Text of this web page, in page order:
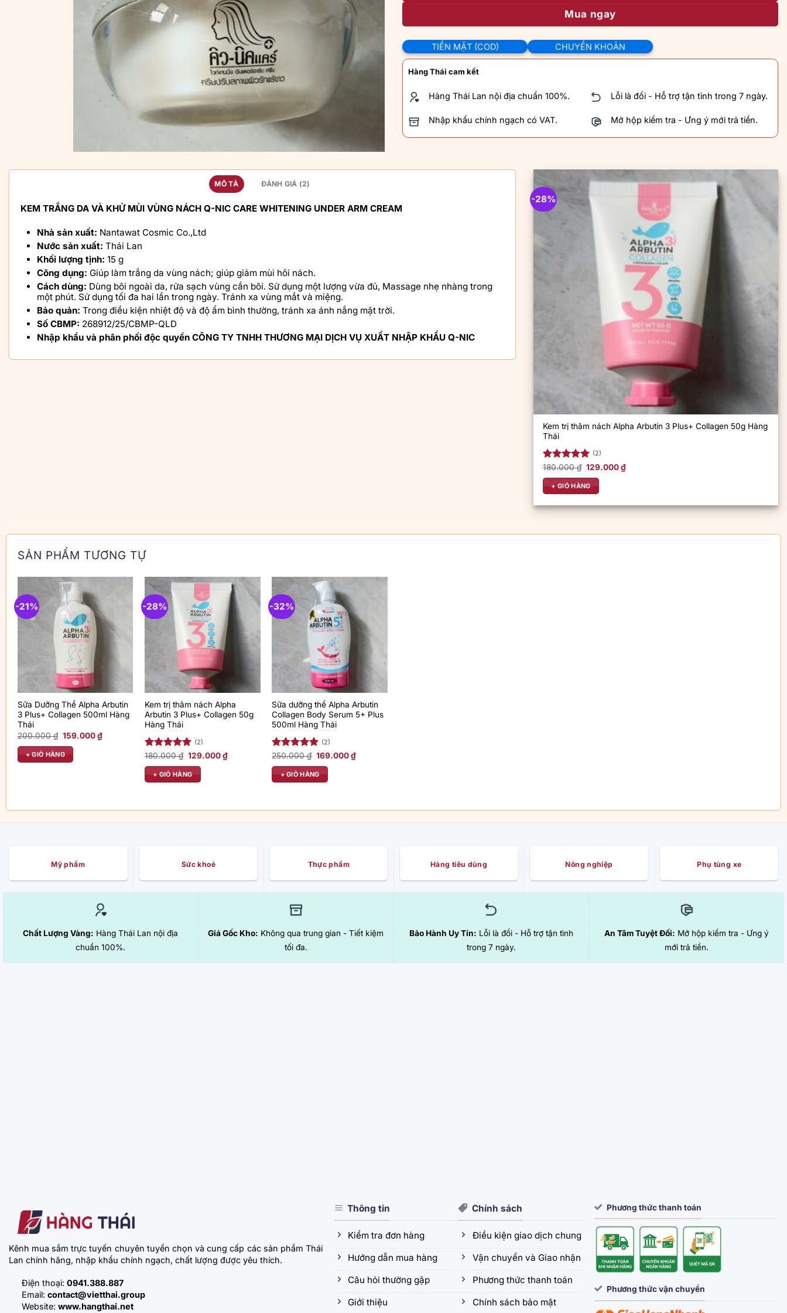
Mua ngay
TIỀN MẶT (COD) CHUYỂN KHOẢN
Hàng Thái cam kết
Hàng Thái Lan nội địa chuẩn 100%.
Nhập khẩu chính ngạch có VAT.
Lỗi là đổi - Hỗ trợ tận tình trong 7 ngày.
Mở hộp kiểm tra - Ưng ý mới trả tiền.
MÔ TẢ ĐÁNH GIÁ (2)
KEM TRẮNG DA VÀ KHỬ MÙI VÙNG NÁCH Q-NIC CARE WHITENING UNDER ARM CREAM
Nhà sản xuất: Nantawat Cosmic Co.,Ltd
Nước sản xuất: Thái Lan
Khối lượng tịnh: 15 g
Công dụng: Giúp làm trắng da vùng nách; giúp giảm mùi hôi nách.
Cách dùng: Dùng bôi ngoài da, rửa sạch vùng cần bôi. Sử dụng một lượng vừa đủ, Massage nhẹ nhàng trong
một phút. Sử dụng tối đa hai lần trong ngày. Tránh xa vùng mắt và miệng.
Bảo quản: Trong điều kiện nhiệt độ và độ ẩm bình thường, tránh xa ánh nắng mặt trời.
Số CBMP: 268912/25/CBMP-QLD
Nhập khẩu và phân phối độc quyền CÔNG TY TNHH THƯƠNG MẠI DỊCH VỤ XUẤT NHẬP KHẨU Q-NIC
-28%
Kem trị thâm nách Alpha Arbutin 3 Plus+ Collagen 50g Hàng
Thái
Được xếp
hạng5.00
5 sao
(2)
180.000₫ Giá
là:
180.000 ₫.
129.000₫Giá
+ GIỎ HÀNG
SẢN PHẨM TƯƠNG TỰ
-21%
Sữa Dưỡng Thể Alpha Arbutin
3 Plus+ Collagen 500ml Hàng
Thái
200.000₫ Giá
là:
200.000 ₫.
159.000₫Giá
hiện
+ GIỎ HÀNG
-28%
Kem trị thâm nách Alpha
Arbutin 3 Plus+ Collagen 50g
Hàng Thái
Được xếp
hạng5.00
5 sao
(2)
180.000₫ Giá
là:
180.000 ₫.
129.000₫Giá
+ GIỎ HÀNG
-32%
Sữa dưỡng thể Alpha Arbutin
Collagen Body Serum 5+ Plus
500ml Hàng Thái
Được xếp
hạng5.00
5 sao
(2)
250.000₫ Giá
là:
250.000 ₫.
169.000₫Giá
+ GIỎ HÀNG
Mỹ phẩm Sức khoẻ Thực phẩm Hàng tiêu dùng Nông nghiệp Phụ tùng xe
Chất Lượng Vàng: Hàng Thái Lan nội địa
chuẩn 100%.
Giá Gốc Kho: Không qua trung gian - Tiết kiệm
tối đa.
Bảo Hành Uy Tín: Lỗi là đổi - Hỗ trợ tận tình
trong 7 ngày.
An Tâm Tuyệt Đối: Mở hộp kiểm tra - Ưng ý
mới trả tiền.
Kênh mua sắm trực tuyến chuyên tuyển chọn và cung cấp các sản phẩm Thái
Lan chính hãng, nhập khẩu chính ngạch, chất lượng được yêu thích.
Điện thoại: 0941.388.887
Email: contact@vietthai.group
Website: www.hangthai.net
Thông tin
Kiểm tra đơn hàng
Hướng dẫn mua hàng
Câu hỏi thường gặp
Giới thiệu
Chính sách
Điều kiện giao dịch chung
Vận chuyển và Giao nhận
Phương thức thanh toán
Chính sách bảo mật
Phương thức thanh toán
Phương thức vận chuyển